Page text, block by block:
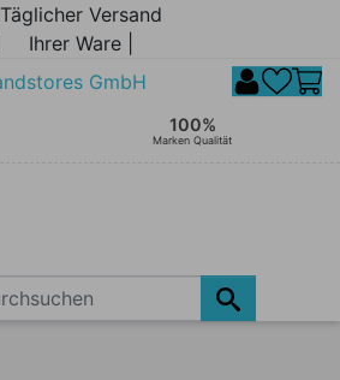
Täglicher Versand
Ihrer Ware |
100%
Marken Qualität